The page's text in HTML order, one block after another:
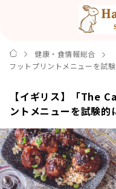
健康・食情報総合
フットプリントメニューを試
【イギリス】「The
ントメニューを試験的